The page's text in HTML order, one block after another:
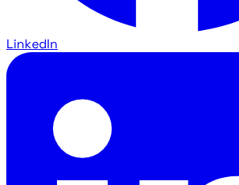
LinkedIn